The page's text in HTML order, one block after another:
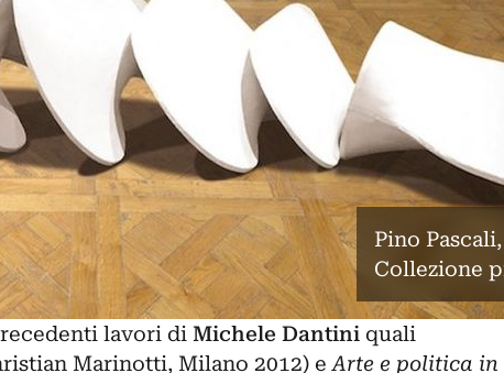
Pino
Collezione
lavori di Michele Dantini quali
Marinotti, Milano 2012) eArte e politica in